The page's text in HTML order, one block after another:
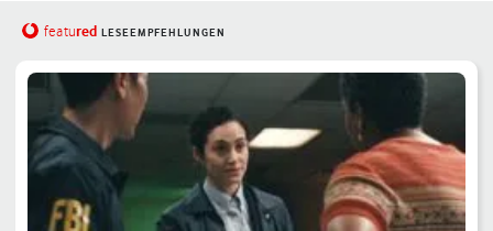
featured LESEEMPFEHLUNGEN